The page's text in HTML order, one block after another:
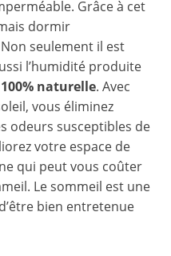
Grâce à cet
dormir
seulement il est
l’humidité produite
naturelle. Avec
vous éliminez
odeurs susceptibles de
votre espace de
qui peut vous coûter
Le sommeil est une
bien entretenue